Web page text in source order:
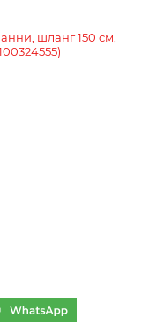
шланг 150 см,